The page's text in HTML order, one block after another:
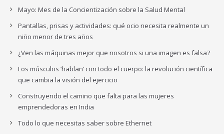
Mayo: Mes de la Concientización sobre la Salud Mental
Pantallas, prisas y actividades: qué ocio necesita realmente un
niño menor de tres años
¿Ven las máquinas mejor que nosotros si una imagen es falsa?
Los músculos ‘hablan’ con todo el cuerpo: la revolución científica
que cambia la visión del ejercicio
Construyendo el camino que falta para las mujeres
emprendedoras en India
Todo lo que necesitas saber sobre Ethernet